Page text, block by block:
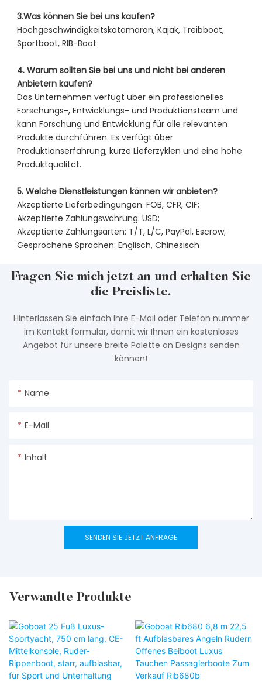
3.Was können Sie bei uns kaufen?
Hochgeschwindigkeitskatamaran, Kajak, Treibboot,
Sportboot, RIB-Boot
4. Warum sollten Sie bei uns und nicht bei anderen
Anbietern kaufen?
Das Unternehmen verfügt über ein professionelles
Forschungs-, Entwicklungs- und Produktionsteam und
kann Forschung und Entwicklung für alle relevanten
Produkte durchführen. Es verfügt über
Produktionserfahrung, kurze Lieferzyklen und eine hohe
Produktqualität.
5. Welche Dienstleistungen können wir anbieten?
Akzeptierte Lieferbedingungen: FOB, CFR, CIF;
Akzeptierte Zahlungswährung: USD;
Akzeptierte Zahlungsarten: T/T, L/C, PayPal, Escrow;
Gesprochene Sprachen: Englisch, Chinesisch
Fragen Sie mich jetzt an und erhalten Sie
die Preisliste.
Hinterlassen Sie einfach Ihre E-Mail oder Telefon nummer
im Kontakt formular, damit wir Ihnen ein kostenloses
Angebot für unsere breite Palette an Designs senden
können!
Name
E-Mail
Inhalt
SENDEN SIE JETZT ANFRAGE
Verwandte Produkte